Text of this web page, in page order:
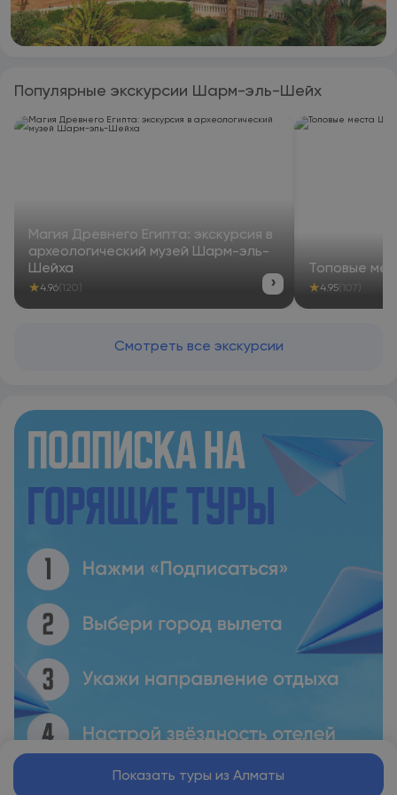
Популярные экскурсии Шарм-эль-Шейх
Магия Древнего Египта: экскурсия в
археологический музей Шарм-эль-
Шейха
★4.96(120) ›
Топовые
★4.95 (107)
Смотреть все экскурсии
Показать туры из Алматы